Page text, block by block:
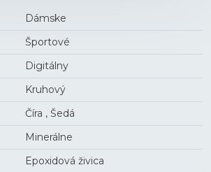
Dámske
Športové
Digitálny
Kruhový
Číra , Šedá
Minerálne
Epoxidová živica